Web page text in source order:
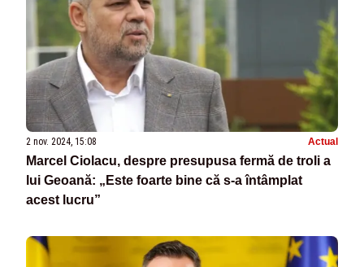
2 nov. 2024, 15:08 Actual
Marcel Ciolacu, despre presupusa fermă de troli a
lui Geoană: „Este foarte bine că s-a întâmplat
acest lucru”